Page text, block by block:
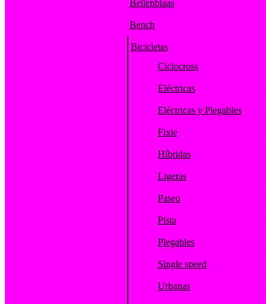
Bellenblaas
Bench
Bicicletas
Ciclocross
Eléctricas
Eléctricas y Plegables
Fixie
Híbridas
Ligeras
Paseo
Pista
Plegables
Single speed
Urbanas